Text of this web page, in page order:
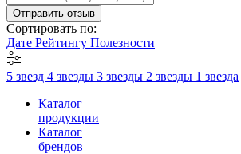
Отправить отзыв
Сортировать по:
Дате Рейтингу Полезности
5 звезд 4 звезды 3 звезды 2 звезды 1 звезда
Каталог
продукции
Каталог
брендов